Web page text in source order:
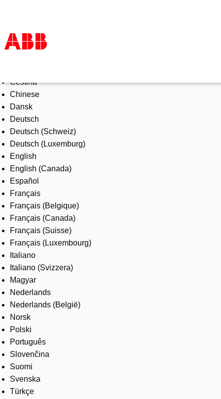
Products & Solutions
Industries
Services
About us
Where to buy
Contact us
Careers
Čeština
Chinese
Dansk
Deutsch
Deutsch (Schweiz)
Deutsch (Luxemburg)
English
English (Canada)
Español
Français
Français (Belgique)
Français (Canada)
Français (Suisse)
Français (Luxembourg)
Italiano
Italiano (Svizzera)
Magyar
Nederlands
Nederlands (België)
Norsk
Polski
Português
Slovenčina
Suomi
Svenska
Türkçe